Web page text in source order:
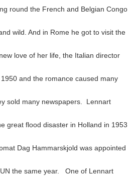
round the French and Belgian Congo
wild. And in Rome he got to visit the
love of her life, the Italian director
and the romance caused many
sold many newspapers. Lennart
great flood disaster in Holland in 1953
Dag Hammarskjold was appointed
the same year. One of Lennart